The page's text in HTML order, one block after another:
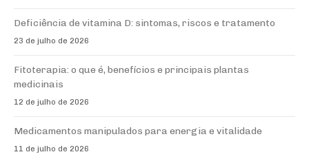
Deficiência de vitamina D: sintomas, riscos e tratamento
23 de julho de 2026
Fitoterapia: o que é, benefícios e principais plantas
medicinais
12 de julho de 2026
Medicamentos manipulados para energia e vitalidade
11 de julho de 2026